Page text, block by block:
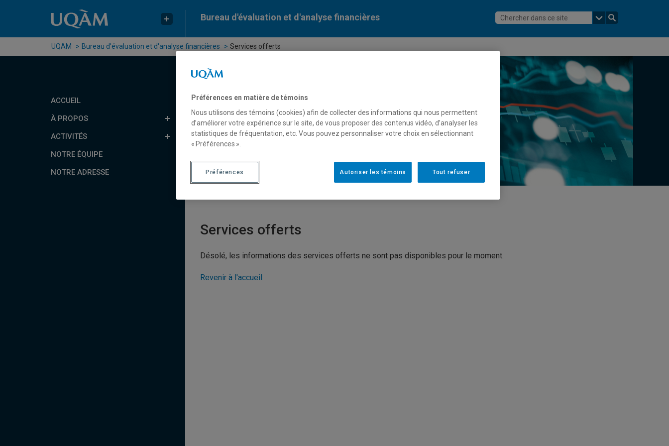
Bureau d'évaluation et d'analyse financières
UQAM Bureau d'évaluation et d'analyse financières Services offerts
ACCUEIL
À PROPOS
ACTIVITÉS
NOTRE ÉQUIPE
NOTRE ADRESSE
Services offerts
Désolé, les informations des services offerts ne sont pas disponibles pour le moment.
Revenir à l'accueil
Préférences en matière de témoins
Nous utilisons des témoins (cookies) afin de collecter des informations qui nous permettent
d’améliorer votre expérience sur le site, de vous proposer des contenus vidéo, d’analyser les
statistiques de fréquentation, etc. Vous pouvez personnaliser votre choix en sélectionnant
« Préférences ».
Tout refuser
Autoriser les témoins
Préférences